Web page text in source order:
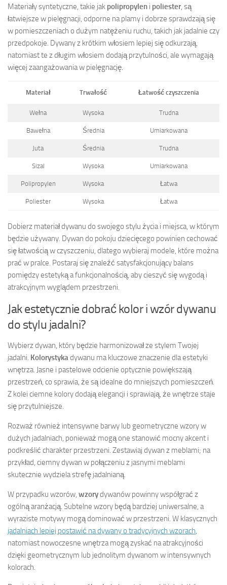
Materiały syntetyczne, takie jak polipropylen i poliester, są
łatwiejsze w pielęgnacji, odporne na plamy i dobrze sprawdzają się
w pomieszczeniach o dużym natężeniu ruchu, takich jak jadalnie czy
przedpokoje. Dywany z krótkim włosiem lepiej się odkurzają,
natomiast te z długim włosiem dodają przytulności, ale wymagają
więcej zaangażowania w pielęgnację.
Materiał Trwałość Łatwość czyszczenia
Wełna Wysoka Trudna
Bawełna Średnia Umiarkowana
Juta Średnia Trudna
Sizal Wysoka Umiarkowana
Polipropylen Wysoka Łatwa
Poliester Wysoka Łatwa
Dobierz materiał dywanu do swojego stylu życia i miejsca, w którym
będzie używany. Dywan do pokoju dziecięcego powinien cechować
się łatwością w czyszczeniu, dlatego wybieraj modele, które można
prać w pralce. Postaraj się znaleźć satysfakcjonujący balans
pomiędzy estetyką a funkcjonalnością, aby cieszyć się wygodą i
atrakcyjnym wyglądem przestrzeni.
Jak estetycznie dobrać kolor i wzór dywanu
do stylu jadalni?
Wybierz dywan, który będzie harmonizował ze stylem Twojej
jadalni. Kolorystykadywanu ma kluczowe znaczenie dla estetyki
wnętrza. Jasne i pastelowe odcienie optycznie powiększają
przestrzeń, co sprawia, że są idealne do mniejszych pomieszczeń.
Z kolei ciemne kolory dodają elegancji i sprawiają, że wnętrze staje
się przytulniejsze.
Rozważ również intensywne barwy lub geometryczne wzory w
dużych jadalniach, ponieważ mogą one stanowić mocny akcent i
podkreślić charakter przestrzeni. Zestawiaj dywan z meblami; na
przykład, ciemny dywan w połączeniu z jasnymi meblami
skutecznie wydziela strefę jadalnianą.
W przypadku wzorów, wzorydywanów powinny współgrać z
ogólną aranżacją. Subtelne wzory będą bardziej uniwersalne, a
wyraziste motywy mogą dominować w przestrzeni. W klasycznych
jadalniach lepiej postawić na dywany o tradycyjnych wzorach,
natomiast nowoczesne wnętrza mogą zyskać na atrakcyjności
dzięki geometrycznym lub jednolitym dywanom w intensywnych
kolorach.